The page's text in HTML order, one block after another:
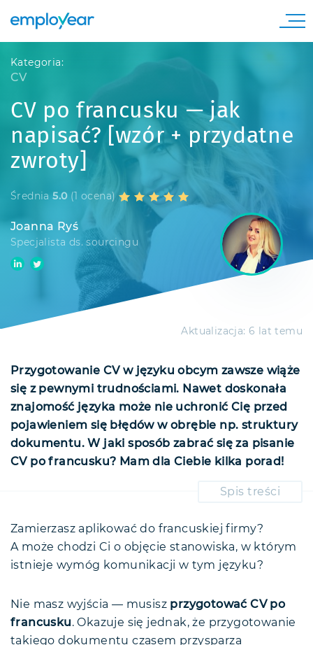
Kategoria:
CV
CV po francusku — jak
napisać? [wzór + przydatne
zwroty]
Średnia5.0(1 ocena)
Joanna Ryś
Specjalista ds. sourcingu
Aktualizacja: 6 lat temu
Przygotowanie CV w języku obcym zawsze wiąże
się z pewnymi trudnościami. Nawet doskonała
znajomość języka może nie uchronić Cię przed
pojawieniem się błędów w obrębie np. struktury
dokumentu. W jaki sposób zabrać się za pisanie
CV po francusku? Mam dla Ciebie kilka porad!
Spis treści
Dane osobowe
Zdjęcie w CV
Krótkie podsumowanie kandydata
Umiejętności
Zamierzasz aplikować do francuskiej firmy?
A może chodzi Ci o objęcie stanowiska, w którym
istnieje wymóg komunikacji w tym języku?
Nie masz wyjścia — musisz przygotować CV po
francusku. Okazuje się jednak, że przygotowanie
takiego dokumentu czasem przysparza